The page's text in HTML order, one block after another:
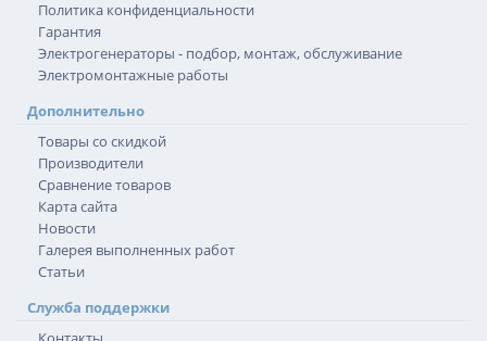
Политика конфиденциальности
Гарантия
Электрогенераторы - подбор, монтаж, обслуживание
Электромонтажные работы
Дополнительно
Товары со скидкой
Производители
Сравнение товаров
Карта сайта
Новости
Галерея выполненных работ
Статьи
Служба поддержки